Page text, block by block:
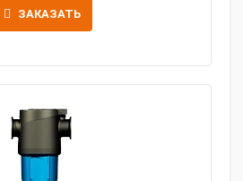
ЗАКАЗАТЬ